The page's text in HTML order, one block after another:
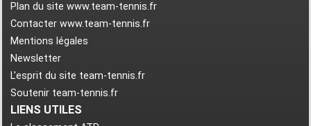
Plan du site www.team-tennis.fr
Contacter www.team-tennis.fr
Mentions légales
Newsletter
L'esprit du site team-tennis.fr
Soutenir team-tennis.fr
LIENS UTILES